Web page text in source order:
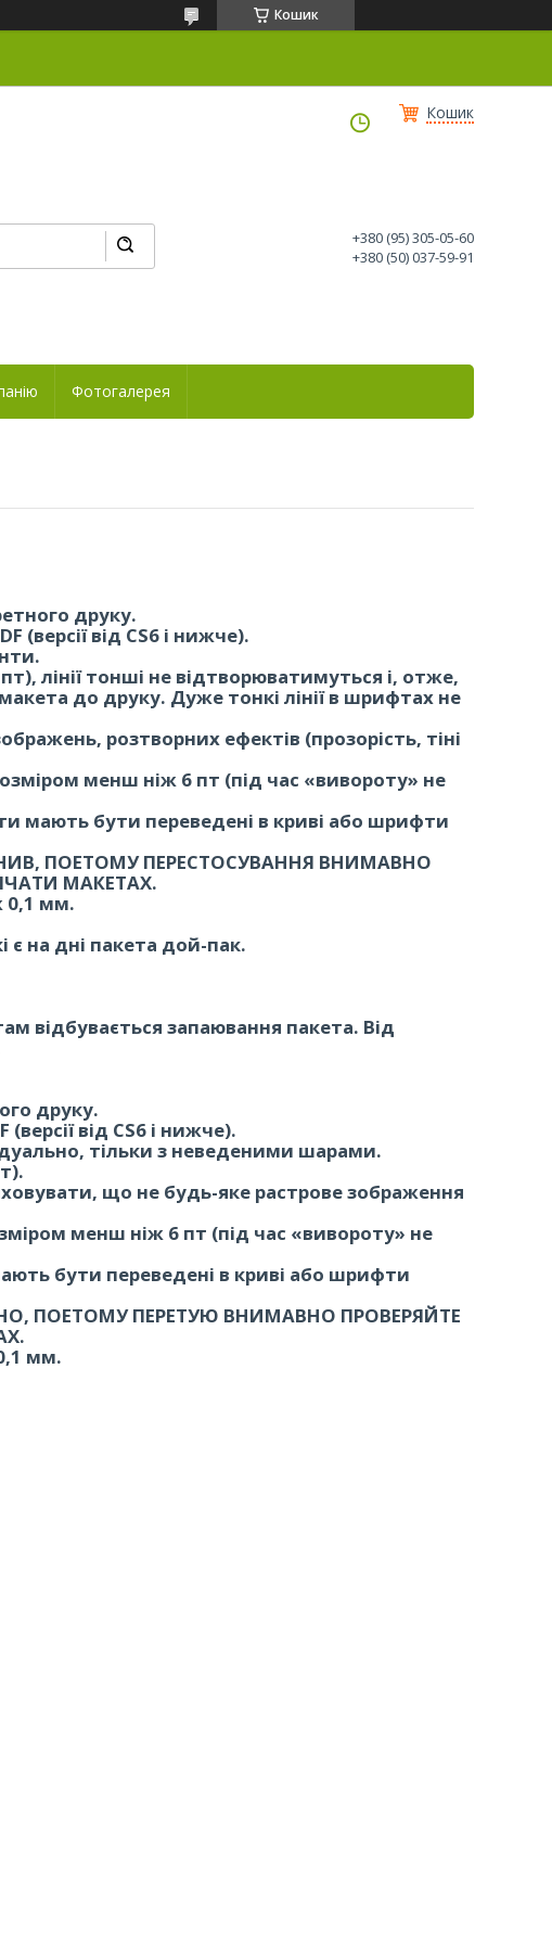
Кошик
Кошик
+380 (95) 305-05-60
+380 (50) 037-59-91
Фотогалерея
друку.
від CS6 і нижче).
лінії тонші не відтворюватимуться і, отже,
до друку. Дуже тонкі лінії в шрифтах не
розтворних ефектів (прозорість, тіні
менш ніж 6 пт (під час «вивороту» не
мають бути переведені в криві або шрифти
ПОЕТОМУ ПЕРЕСТОСУВАННЯ ВНИМАВНО
МАКЕТАХ.
0,1 мм.
на дні пакета дой-пак.
відбувається запаювання пакета. Від
від CS6 і нижче).
тільки з неведеними шарами.
що не будь-яке растрове зображення
менш ніж 6 пт (під час «вивороту» не
бути переведені в криві або шрифти
ПОЕТОМУ ПЕРЕТУЮ ВНИМАВНО ПРОВЕРЯЙТЕ
мм.